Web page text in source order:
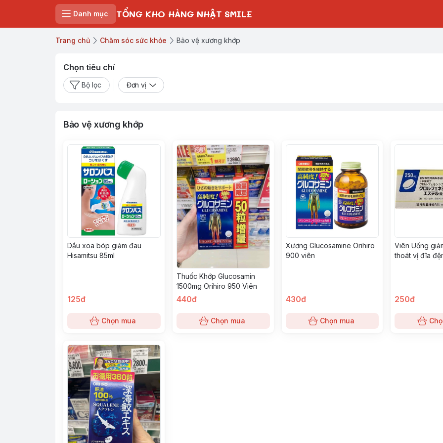
Danh mục TỔNG KHO HÀNG NHẬT SMILE
Trang chủ Chăm sóc sức khỏe Bảo vệ xương khớp
Chọn tiêu chí
Bộ lọc Đơn vị
Bảo vệ xương khớp
Dầu xoa bóp giảm đau
Hisamitsu 85ml
125đ
Chọn mua
Thuốc Khớp Glucosamin
1500mg Orihiro 950 Viên
440đ
Chọn mua
Xương Glucosamine Orihiro
900 viên
430đ
Chọn mua
Viên Uống
thoát vị đĩa
250đ